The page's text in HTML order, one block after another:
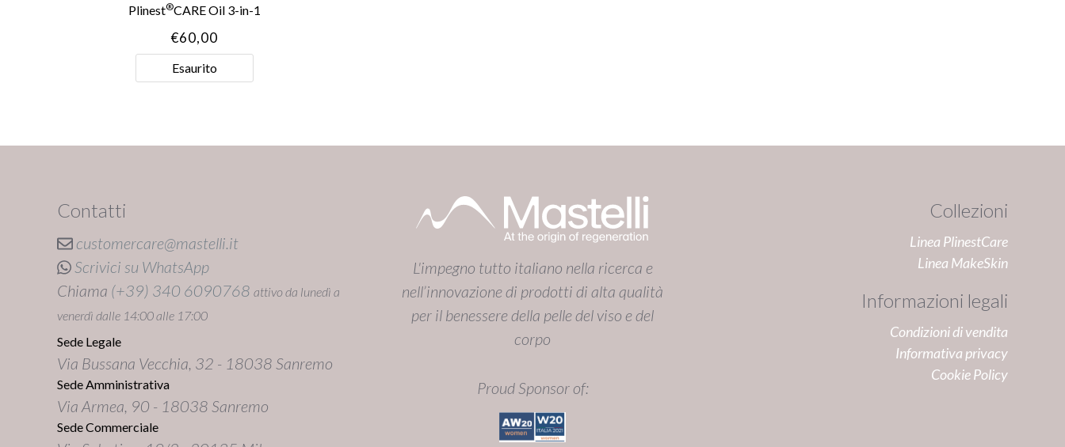
Plinest®CARE Oil 3-in-1
€60,00
Esaurito
Contatti
customercare@mastelli.it
Scrivici su WhatsApp
Chiama (+39) 340 6090768 attivo da lunedì a
venerdì dalle 14:00 alle 17:00
Sede Legale
Via Bussana Vecchia, 32 - 18038 Sanremo
Sede Amministrativa
Via Armea, 90 - 18038 Sanremo
Sede Commerciale
L'impegno tutto italiano nella ricerca e
nell’innovazione di prodotti di alta qualità
per il benessere della pelle del viso e del
corpo
Proud Sponsor of:
Collezioni
Linea PlinestCare
Linea MakeSkin
Informazioni legali
Condizioni di vendita
Informativa privacy
Cookie Policy